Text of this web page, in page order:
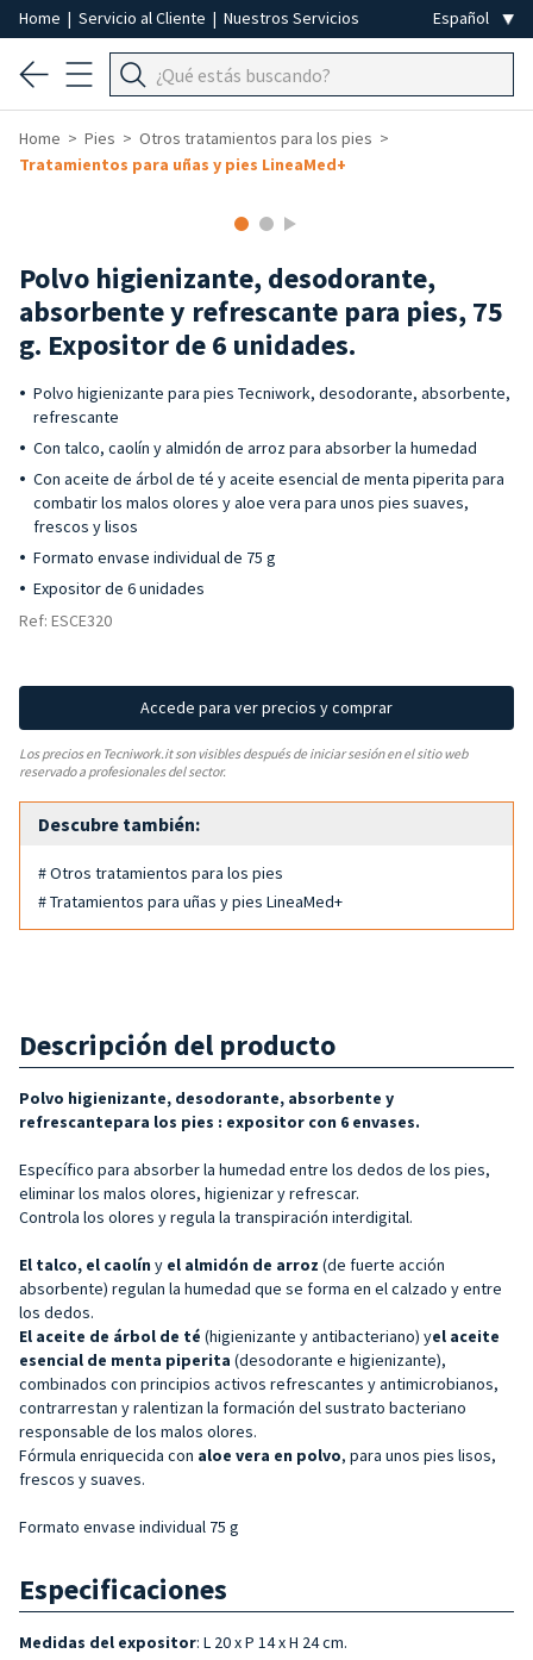
Home | Servicio al Cliente | Nuestros Servicios
Home Pies
Otros tratamientos para los pies
Tratamientos para uñas y pies LineaMed+
Polvo higienizante, desodorante,
absorbente y refrescante para pies, 75
g. Expositor de 6 unidades.
Polvo higienizante para pies Tecniwork, desodorante, absorbente,
refrescante
Con talco, caolín y almidón de arroz para absorber la humedad
Con aceite de árbol de té y aceite esencial de menta piperita para
combatir los malos olores y aloe vera para unos pies suaves,
frescos y lisos
Formato envase individual de 75 g
Expositor de 6 unidades
Ref: ESCE320
Accede para ver precios y comprar
Los precios en Tecniwork.it son visibles después de iniciar sesión en el sitio web
reservado a profesionales del sector.
Descubre también:
# Otros tratamientos para los pies
# Tratamientos para uñas y pies LineaMed+
Descripción del producto
Polvo higienizante, desodorante, absorbente y
refrescantepara los pies : expositor con 6 envases.
Específico para absorber la humedad entre los dedos de los pies,
eliminar los malos olores, higienizar y refrescar.
Controla los olores y regula la transpiración interdigital.
El talco, el caolín y el almidón de arroz (de fuerte acción
absorbente) regulan la humedad que se forma en el calzado y entre
los dedos.
El aceite de árbol de té (higienizante y antibacteriano) yel aceite
esencial de menta piperita (desodorante e higienizante),
combinados con principios activos refrescantes y antimicrobianos,
contrarrestan y ralentizan la formación del sustrato bacteriano
responsable de los malos olores.
Fórmula enriquecida con aloe vera en polvo, para unos pies lisos,
frescos y suaves.
Formato envase individual 75 g
Especificaciones
Medidas del expositor: L 20 x P 14 x H 24 cm.